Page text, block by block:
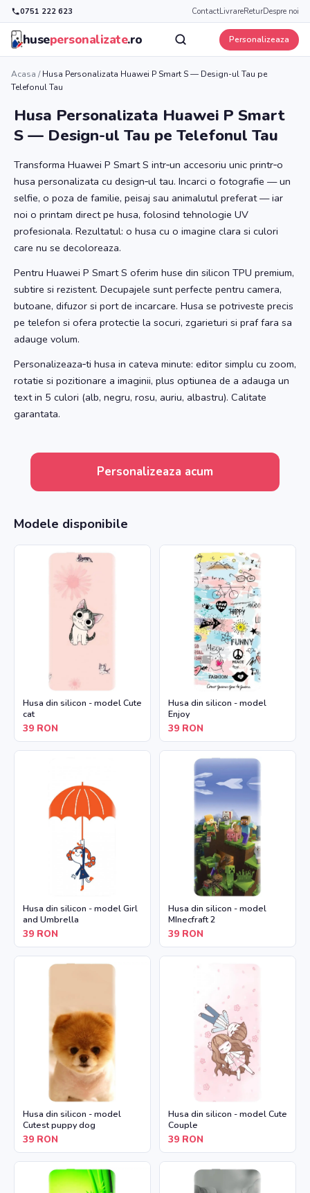
0751 222 623 ContactLivrareReturDespre noi
husepersonalizate.ro Personalizeaza
Acasa /Husa Personalizata Huawei P Smart S — Design-ul Tau pe
Telefonul Tau
Husa Personalizata Huawei P Smart
S — Design-ul Tau pe Telefonul Tau
Transforma Huawei P Smart S intr‑un accesoriu unic printr‑o
husa personalizata cu design‑ul tau. Incarci o fotografie — un
selfie, o poza de familie, peisaj sau animalutul preferat — iar
noi o printam direct pe husa, folosind tehnologie UV
profesionala. Rezultatul: o husa cu o imagine clara si culori
care nu se decoloreaza.
Pentru Huawei P Smart S oferim huse din silicon TPU premium,
subtire si rezistent. Decupajele sunt perfecte pentru camera,
butoane, difuzor si port de incarcare. Husa se potriveste precis
pe telefon si ofera protectie la socuri, zgarieturi si praf fara sa
adauge volum.
Personalizeaza‑ti husa in cateva minute: editor simplu cu zoom,
rotatie si pozitionare a imaginii, plus optiunea de a adauga un
text in 5 culori (alb, negru, rosu, auriu, albastru). Calitate
garantata.
Personalizeaza acum
Modele disponibile
Husa din silicon - model Cute
cat
39 RON
Husa din silicon - model
Enjoy
39 RON
Husa din silicon - model Girl
and Umbrella
39 RON
Husa din silicon - model
MInecfraft 2
39 RON
Husa din silicon - model
Cutest puppy dog
39 RON
Husa din silicon - model Cute
Couple
39 RON